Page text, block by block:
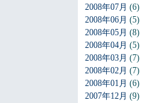
2008年07月 (6)
2008年06月 (5)
2008年05月 (8)
2008年04月 (5)
2008年03月 (7)
2008年02月 (7)
2008年01月 (6)
2007年12月 (9)